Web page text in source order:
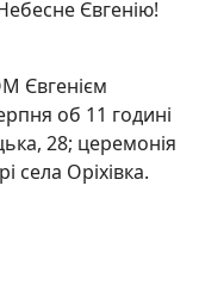
Євгенію!
Євгенієм
об 11 годині
28; церемонія
села Оріхівка.